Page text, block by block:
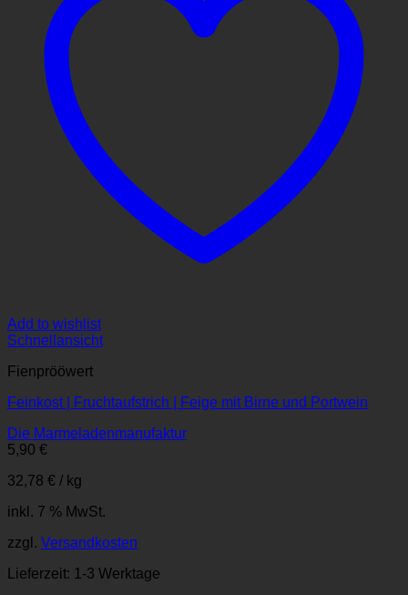
Add to wishlist
Schnellansicht
Fienprööwert
Feinkost | Fruchtaufstrich | Feige mit Birne und Portwein
Die Marmeladenmanufaktur
5,90 €
32,78 € / kg
inkl. 7 % MwSt.
zzgl. Versandkosten
Lieferzeit: 1-3 Werktage